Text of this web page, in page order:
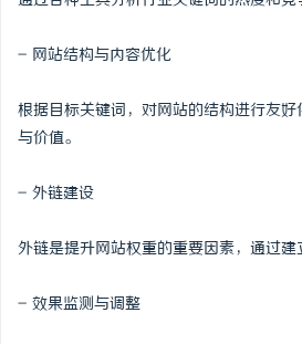
- 网站结构与内容优化
根据目标关键词，对网站的结构进行友
与价值。
- 外链建设
外链是提升网站权重的重要因素，通过
- 效果监测与调整